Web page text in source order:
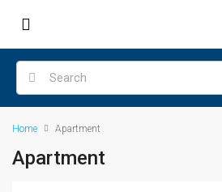
Home Apartment
Apartment